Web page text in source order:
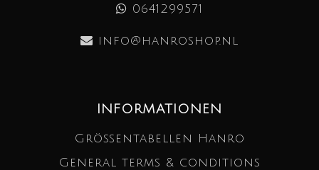
0641299571
info@hanroshop.nl
INFORMATIONEN
Größentabellen Hanro
General terms & conditions